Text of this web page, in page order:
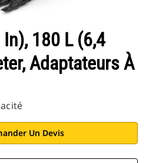
180 L (6,4
Adaptateurs À
Un Devis